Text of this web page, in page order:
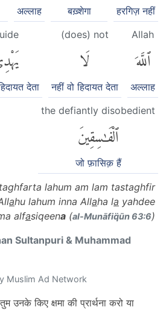
हरगिज़ नहीं
बख़्शेगा
अल्लाह
Allah
ٱللَّهَ
अल्लाह
(does) not
لَا
नहीं वो हिदायत देता
देता
the defiantly disobedient
ٱلْفَٰسِقِينَ
जो फ़ासिक़ हैं
lahum am lam tastaghfir
ahu lahum inna Allaha la yahdee
alfasiqeena (al-Munāfiq̈ūn 63:6)
Sultanpuri & Muhammad
Muslim Ad Network
उनके किए क्षमा की प्रार्थना करो या